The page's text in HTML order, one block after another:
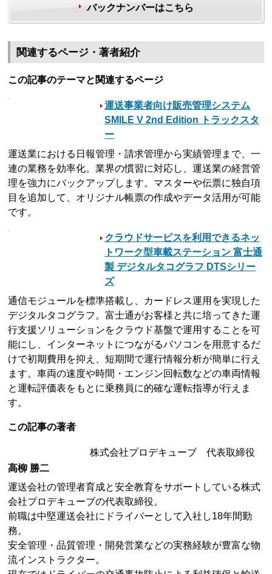
バックナンバーはこちら
関連するページ・著者紹介
この記事のテーマと関連するページ
運送事業者向け販売管理システム
SMILE V 2nd Edition トラックスタ
ー
運送業における日報管理・請求管理から実績管理まで、一
連の業務を効率化。業界の慣習に対応し、運送業の経営管
理を強力にバックアップします。マスターや伝票に独自項
目を追加して、オリジナル帳票の作成やデータ活用が可能
です。
クラウドサービスを利用できるネッ
トワーク型車載ステーション 富士通
製 デジタルタコグラフ DTSシリー
ズ
通信モジュールを標準搭載し、カードレス運用を実現した
デジタルタコグラフ。富士通がお客様と共に培ってきた運
行支援ソリューションをクラウド基盤で運用することを可
能にし、インターネットにつながるパソコンを用意するだ
けで初期費用を抑え、短期間で運行情報分析が簡単に行え
ます。車両の速度や時間・エンジン回転数などの車両情報
と運転評価表をもとに乗務員に的確な運転指導が行えま
す。
この記事の著者
株式会社プロデキューブ 代表取締役
高柳 勝二
運送会社の管理者育成と安全教育をサポートしている株式
会社プロデキューブの代表取締役。
前職は中堅運送会社にドライバーとして入社し18年間勤
務。
安全管理・品質管理・開発営業などの実務経験が豊富な物
流インストラクター。